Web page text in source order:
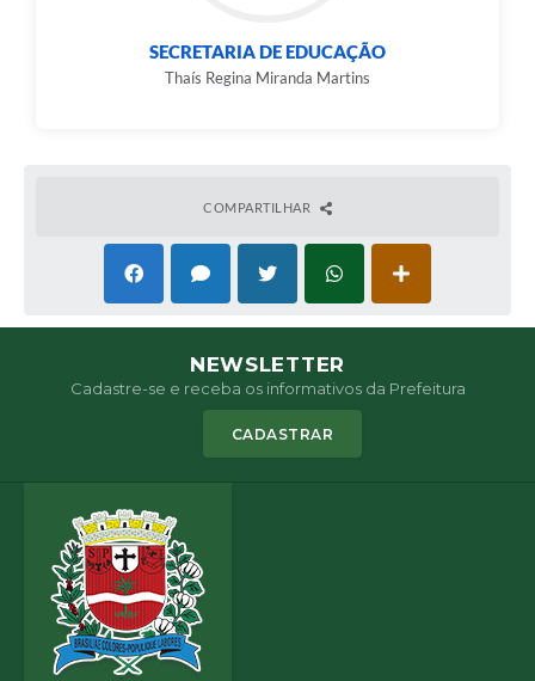
SECRETARIA DE EDUCAÇÃO
Thaís Regina Miranda Martins
COMPARTILHAR
NEWSLETTER
Cadastre-se e receba os informativos da Prefeitura
CADASTRAR